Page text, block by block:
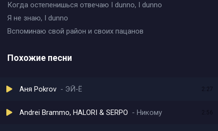
Когда остепенишься отвечаю I dunno, I dunno
Я не знаю, I dunno
Вспоминаю свой район и своих пацанов
Похожие песни
Аня Pokrov ЭЙ-Ё 2:27
Andrei Brammo, HALORI & SERPO Никому